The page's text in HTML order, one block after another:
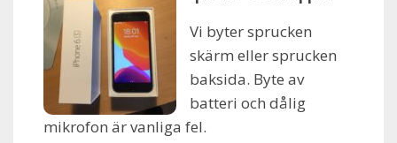
Vi byter sprucken
skärm eller sprucken
baksida. Byte av
batteri och dålig
mikrofon är vanliga fel.